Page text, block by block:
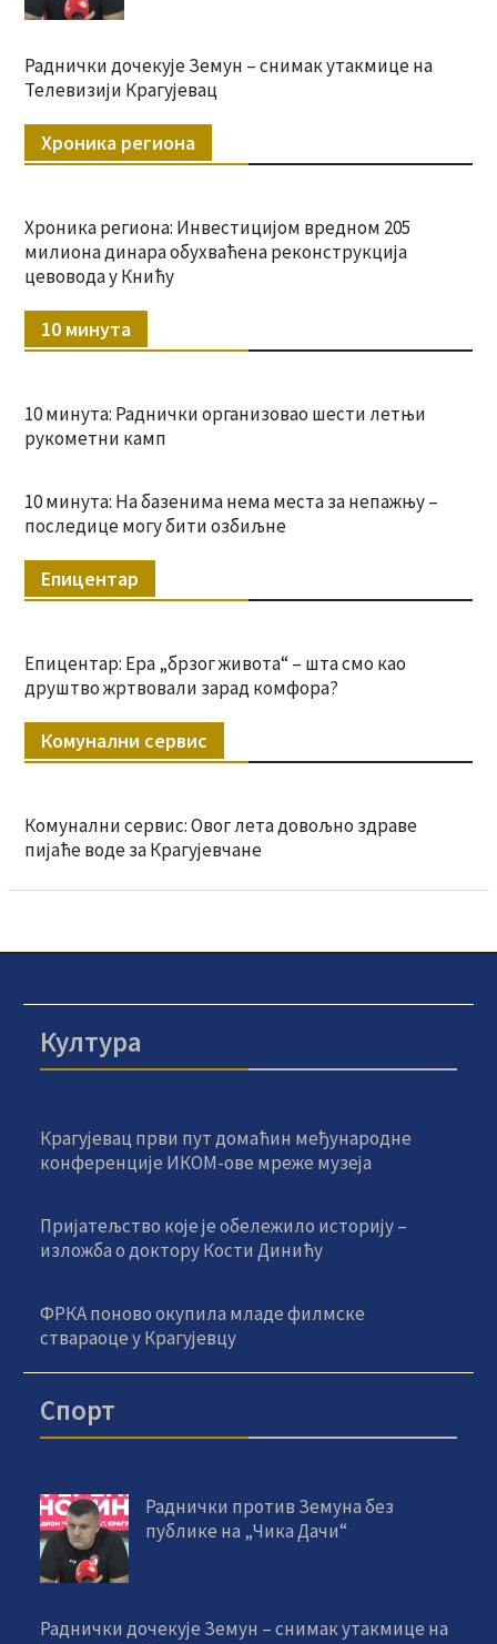
Раднички дочекује Земун – снимак утакмице на
Телевизији Крагујевац
Хроника региона
Хроника региона: Инвестицијом вредном 205
милиона динара обухваћена реконструкција
цевовода у Книћу
10 минута
10 минута: Раднички организовао шести летњи
рукометни камп
10 минута: На базенима нема места за непажњу –
последице могу бити озбиљне
Епицентар
Епицентар: Ера „брзог живота“ – шта смо као
друштво жртвовали зарад комфора?
Комунални сервис
Комунални сервис: Овог лета довољно здраве
пијаће воде за Крагујевчане
Култура
Крагујевац први пут домаћин међународне
конференције ИКОМ-ове мреже музеја
Пријатељство које је обележило историју –
изложба о доктору Кости Динићу
ФРКА поново окупила младе филмске
ствараоце у Крагујевцу
Спорт
Раднички против Земуна без
публике на „Чика Дачи“
Раднички дочекује Земун – снимак утакмице на